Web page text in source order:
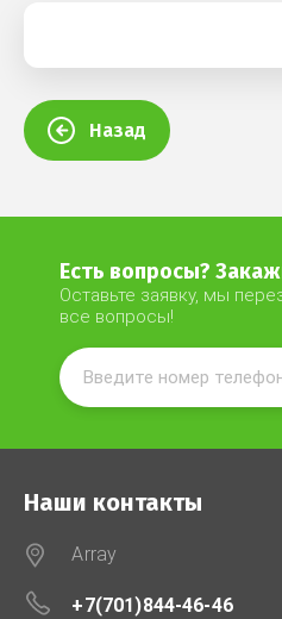
Назад
Есть вопросы?
Оставьте заявку, мы
все вопросы!
Наши контакты
Array
+7(701)844-46-46